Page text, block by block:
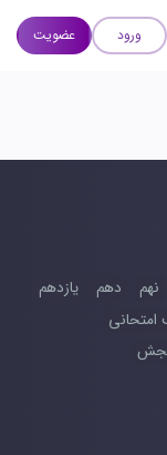
ورود عضویت
نهم دهم
یازدهم